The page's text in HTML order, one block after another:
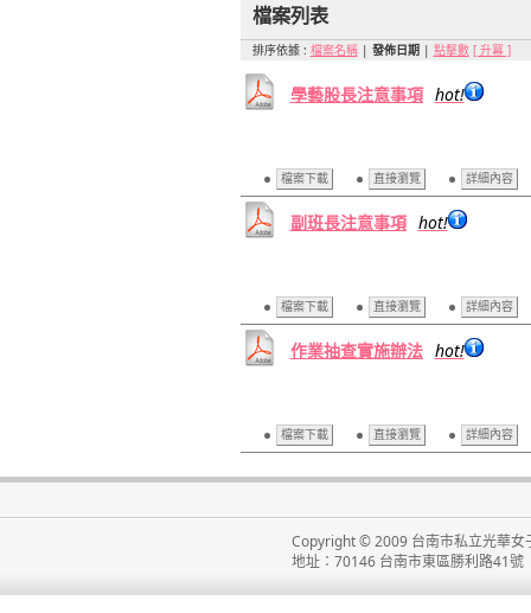
檔案列表
排序依據 : 檔案名稱| 發佈日期 | 點擊數 [ 升冪 ]
學藝股長注意事項 hot!
檔案下載 直接瀏覽 詳細內容
副班長注意事項 hot!
檔案下載 直接瀏覽 詳細內容
作業抽查實施辦法 hot!
檔案下載 直接瀏覽 詳細內容
Copyright © 2009 台南市私立光華
地址：70146 台南市東區勝利路41